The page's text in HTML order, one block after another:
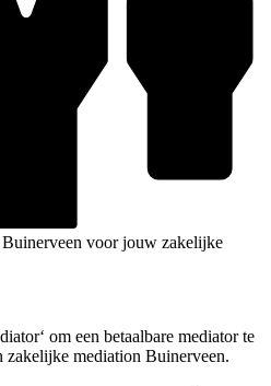
voor jouw zakelijke
om een betaalbare mediator te
zakelijke mediation Buinerveen.